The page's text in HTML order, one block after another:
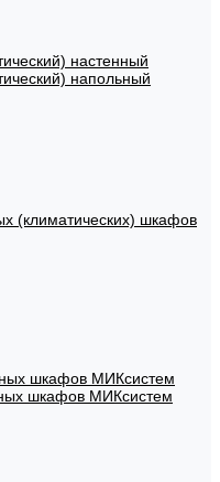
настенный
напольный
(климатических) шкафов
шкафов МИКсистем
шкафов МИКсистем